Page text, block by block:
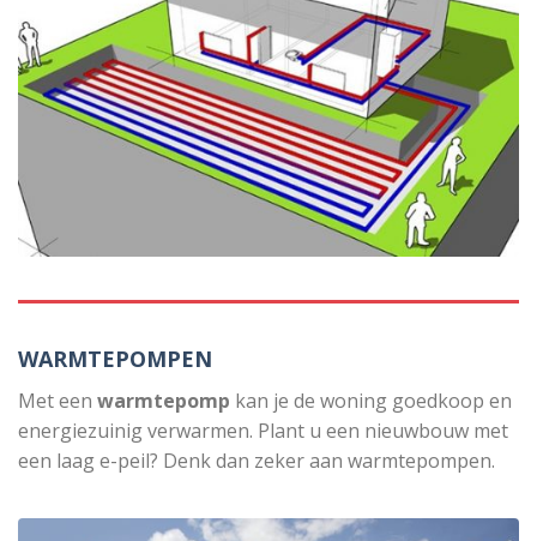
WARMTEPOMPEN
Met een warmtepomp kan je de woning goedkoop en
energiezuinig verwarmen. Plant u een nieuwbouw met
een laag e-peil? Denk dan zeker aan warmtepompen.